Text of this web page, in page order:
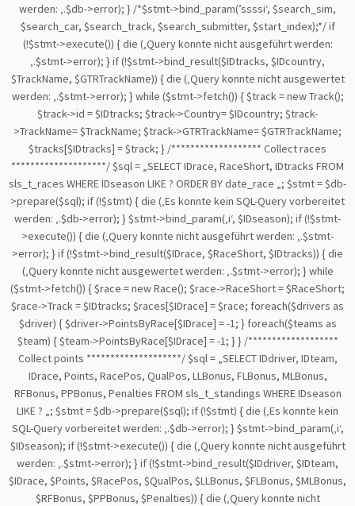
werden: ‚.$db->error); } /*$stmt->bind_param(’ssssi‘, $search_sim,
$search_car, $search_track, $search_submitter, $start_index);*/ if
(!$stmt->execute()) { die (‚Query konnte nicht ausgeführt werden:
‚.$stmt->error); } if (!$stmt->bind_result($IDtracks, $IDcountry,
$TrackName, $GTRTrackName)) { die (‚Query konnte nicht ausgewertet
werden: ‚.$stmt->error); } while ($stmt->fetch()) { $track = new Track();
$track->id = $IDtracks; $track->Country= $IDcountry; $track-
>TrackName= $TrackName; $track->GTRTrackName= $GTRTrackName;
$tracks[$IDtracks] = $track; } /******************* Collect races
********************/ $sql = „SELECT IDrace, RaceShort, IDtracks FROM
sls_t_races WHERE IDseason LIKE ? ORDER BY date_race „; $stmt = $db-
>prepare($sql); if (!$stmt) { die (‚Es konnte kein SQL-Query vorbereitet
werden: ‚.$db->error); } $stmt->bind_param(‚i‘, $IDseason); if (!$stmt-
>execute()) { die (‚Query konnte nicht ausgeführt werden: ‚.$stmt-
>error); } if (!$stmt->bind_result($IDrace, $RaceShort, $IDtracks)) { die
(‚Query konnte nicht ausgewertet werden: ‚.$stmt->error); } while
($stmt->fetch()) { $race = new Race(); $race->RaceShort = $RaceShort;
$race->Track = $IDtracks; $races[$IDrace] = $race; foreach($drivers as
$driver) { $driver->PointsByRace[$IDrace] = -1; } foreach($teams as
$team) { $team->PointsByRace[$IDrace] = -1; } } /*******************
Collect points ********************/ $sql = „SELECT IDdriver, IDteam,
IDrace, Points, RacePos, QualPos, LLBonus, FLBonus, MLBonus,
RFBonus, PPBonus, Penalties FROM sls_t_standings WHERE IDseason
LIKE ? „; $stmt = $db->prepare($sql); if (!$stmt) { die (‚Es konnte kein
SQL-Query vorbereitet werden: ‚.$db->error); } $stmt->bind_param(‚i‘,
$IDseason); if (!$stmt->execute()) { die (‚Query konnte nicht ausgeführt
werden: ‚.$stmt->error); } if (!$stmt->bind_result($IDdriver, $IDteam,
$IDrace, $Points, $RacePos, $QualPos, $LLBonus, $FLBonus, $MLBonus,
$RFBonus, $PPBonus, $Penalties)) { die (‚Query konnte nicht